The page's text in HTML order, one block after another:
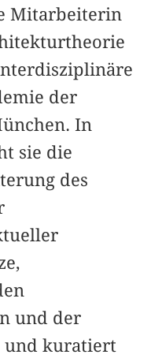
Mitarbeiterin
der
In
sie die
des
und der
und kuratiert